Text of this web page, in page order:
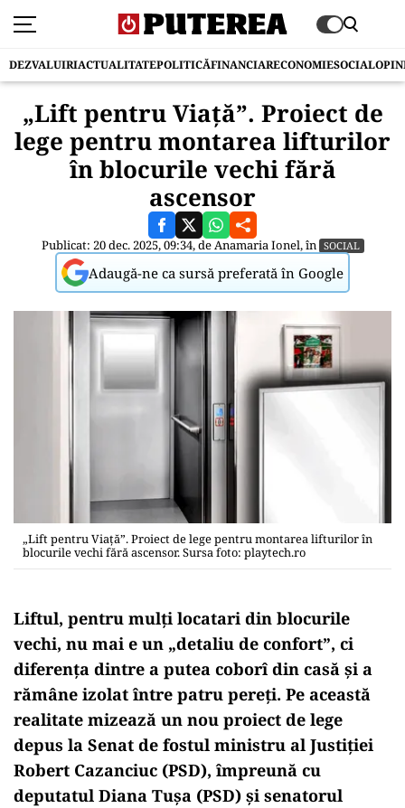
DEZVALUIRIACTUALITATEPOLITICĂFINANCIARECONOMIESOCIAL
„Lift pentru Viață”. Proiect de
lege pentru montarea lifturilor
în blocurile vechi fără
ascensor
Publicat: 20 dec. 2025, 09:34, deAnamaria Ionel, în SOCIAL
Adaugă-ne ca sursă preferată în Google
„Lift pentru Viață”. Proiect de lege pentru montarea lifturilor în
blocurile vechi fără ascensor. Sursa foto: playtech.ro
Liftul, pentru mulți locatari din blocurile
vechi, nu mai e un „detaliu de confort”, ci
diferența dintre a putea coborî din casă și a
rămâne izolat între patru pereți. Pe această
realitate mizează un nou proiect de lege
depus la Senat de fostul ministru al Justiției
Robert Cazanciuc (PSD), împreună cu
deputatul Diana Tușa (PSD) și senatorul